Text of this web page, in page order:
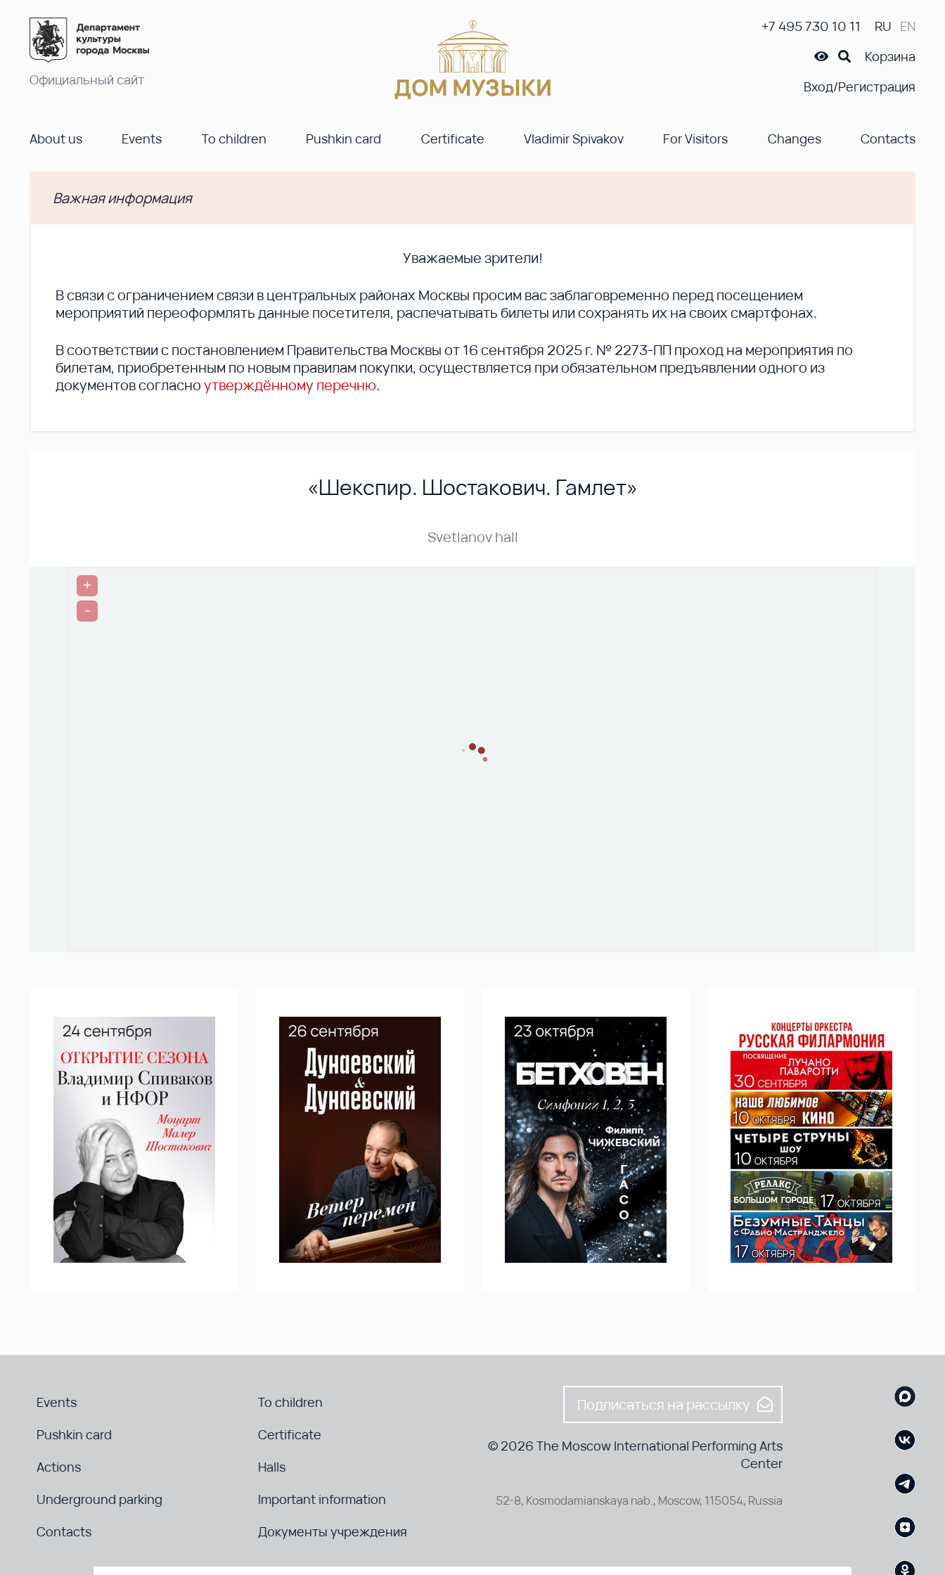
Официальный сайт
+7 495 730 10 11 RU EN
Корзина
Вход/Регистрация
About us Events To children Pushkin card Certificate Vladimir Spivakov For Visitors Changes Contacts
Важная информация
Уважаемые зрители!
В cвязи с ограничением связи в центральных районах Москвы просим вас заблаговременно перед посещением
мероприятий переоформлять данные посетителя, распечатывать билеты или сохранять их на своих смартфонах.
В соответствии с постановлением Правительства Москвы от 16 сентября 2025 г. № 2273-ПП проход на мероприятия по
билетам, приобретенным по новым правилам покупки, осуществляется при обязательном предъявлении одного из
документов согласноутверждённому перечню.
«Шекспир. Шостакович. Гамлет»
Svetlanov hall
+
-
Events
To children
Pushkin card
Certificate
Actions
Halls
Underground parking
Important information
Contacts
Документы учреждения
Подписаться на рассылку
© 2026 The Moscow International Performing Arts
Center
52-8, Kosmodamianskaya nab., Moscow, 115054, Russia